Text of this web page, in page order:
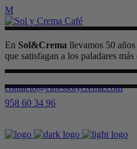
En Sol&Crema llevamos 50
que satisfagan a los paladares más
contacto@cafessolycrema.com
958 60 34 96